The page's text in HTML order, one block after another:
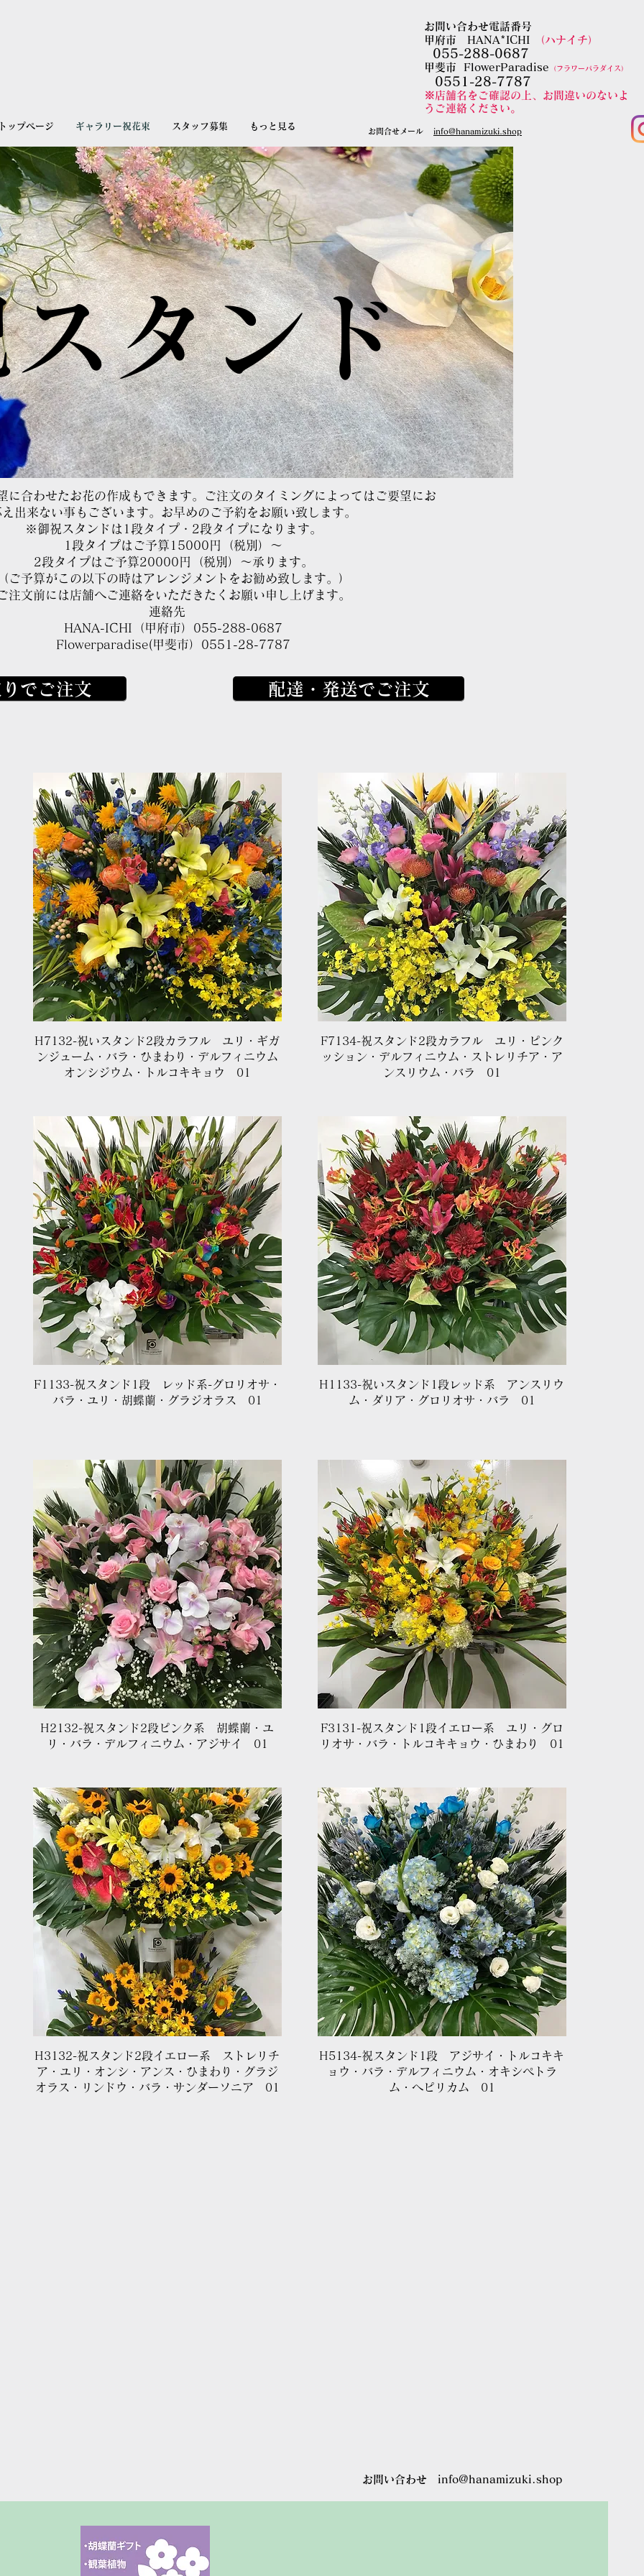
お問い合わせ電話番号
甲府市 HANA*ICHI
（ハナイチ）
055-288-0687
​甲斐市 FlowerParadise （フラワーパラダイス）
0551-28-7787
​※店舗名をご確認の上、お間違いのないよ
うご連絡ください。
ップページ ギャラリー祝花束 スタッフ募集 もっと見る
​お問合せメール ​info@hanamizuki.shop
タンド
に合わせたお花の作成もできます。ご注文のタイミングによってはご要望にお
出来ない事もございます。お早めのご予約をお願い致します。
※御祝スタンドは1段タイプ・2段タイプになります。
1段タイプはご予算15000円（税別）～
2段タイプはご予算20000円（税別）～承ります。
​ご予算がこの以下の時はアレンジメントをお勧め致します。）
注文前には店舗へご連絡をいただきたくお願い申し上げます。
連絡先
HANA-ICHI（甲府市）055-288-0687
Flowerparadise(​甲斐市）0551-28-7787
でご注文 配達・発送でご注文
クイックビュー
H7132-祝いスタンド2段カラフル ユリ・ギガ
ンジューム・バラ・ひまわり・デルフィニウム
オンシジウム・トルコキキョウ 01
クイックビュー
F7134-祝スタンド2段カラフル ユリ・ピンク
ッション・デルフィニウム・ストレリチア・ア
ンスリウム・バラ 01
クイックビュー
F1133-祝スタンド1段 レッド系-グロリオサ・
バラ・ユリ・胡蝶蘭・グラジオラス 01
クイックビュー
H1133-祝いスタンド1段レッド系 アンスリウ
ム・ダリア・グロリオサ・バラ 01
クイックビュー
H2132-祝スタンド2段ピンク系 胡蝶蘭・ユ
リ・バラ・デルフィニウム・アジサイ 01
クイックビュー
F3131-祝スタンド1段イエロー系 ユリ・グロ
リオサ・バラ・トルコキキョウ・ひまわり 01
クイックビュー
H3132-祝スタンド2段イエロー系 ストレリチ
ア・ユリ・オンシ・アンス・ひまわり・グラジ
オラス・リンドウ・バラ・サンダーソニア 01
クイックビュー
H5134-祝スタンド1段 アジサイ・トルコキキ
ョウ・バラ・デルフィニウム・オキシぺトラ
ム・ヘピリカム 01
お問い合わせ info@hanamizuki.shop